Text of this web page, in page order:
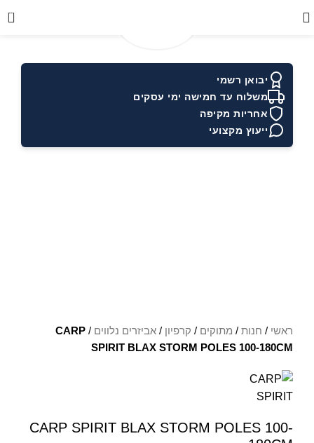
0
יבואן רשמי
משלוח עד חמישה ימי עסקים
אחריות מקיפה
ייעוץ מקצועי
ראשי / חנות / מתוקים / קרפיון / אביזרים נלווים /
CARP
SPIRIT BLAX STORM POLES 100-180CM
CARP SPIRIT BLAX STORM POLES 100-